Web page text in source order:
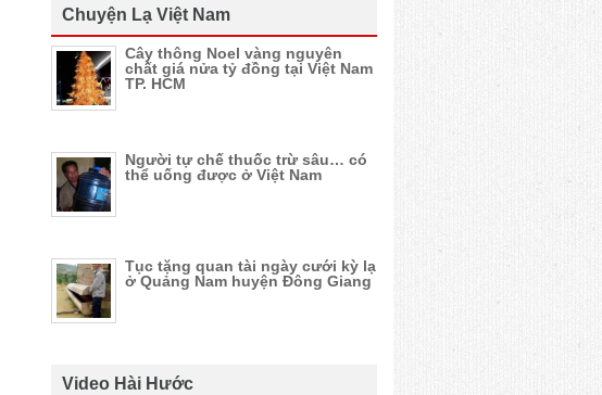
Chuyện Lạ Việt Nam
Cây thông Noel vàng nguyên
chất giá nửa tỷ đồng tại Việt Nam
TP. HCM
Người tự chế thuốc trừ sâu… có
thể uống được ở Việt Nam
Tục tặng quan tài ngày cưới kỳ lạ
ở Quảng Nam huyện Đông Giang
Video Hài Hước